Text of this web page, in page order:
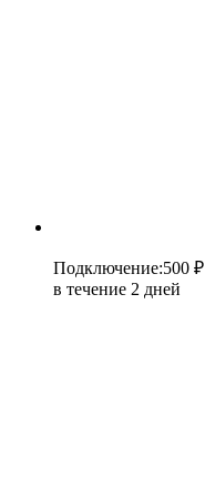
Подключение:500 ₽
в течение 2 дней